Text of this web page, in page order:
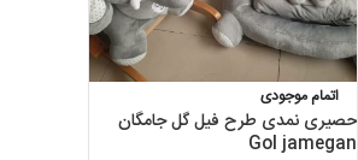
اتمام موجودی
حصیری نمدی طرح فیل گل جامگان
Gol jamegan